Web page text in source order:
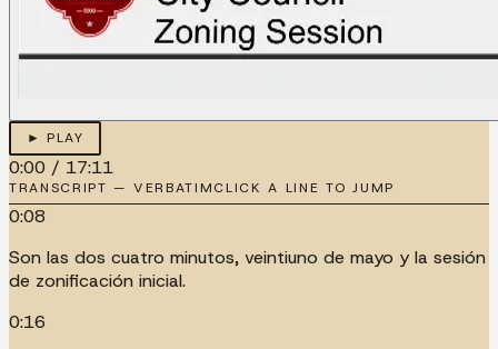
► PLAY
0:00 / 17:11
TRANSCRIPT — VERBATIMCLICK A LINE TO JUMP
0:08
Son las dos cuatro minutos, veintiuno de mayo y la sesión
de zonificación inicial.
0:16